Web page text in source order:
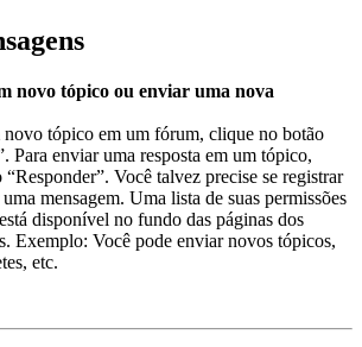
novo tópico ou enviar uma nova
novo tópico em um fórum, clique no botão
Para enviar uma resposta em um tópico,
Você talvez precise se registrar
mensagem. Uma lista de suas permissões
disponível no fundo das páginas dos
Exemplo: Você pode enviar novos tópicos,
etc.